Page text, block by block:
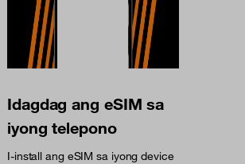
Idagdag ang eSIM sa
iyong telepono
I-install ang eSIM sa iyong device